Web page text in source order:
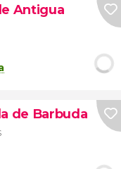
Antigua
de Barbuda